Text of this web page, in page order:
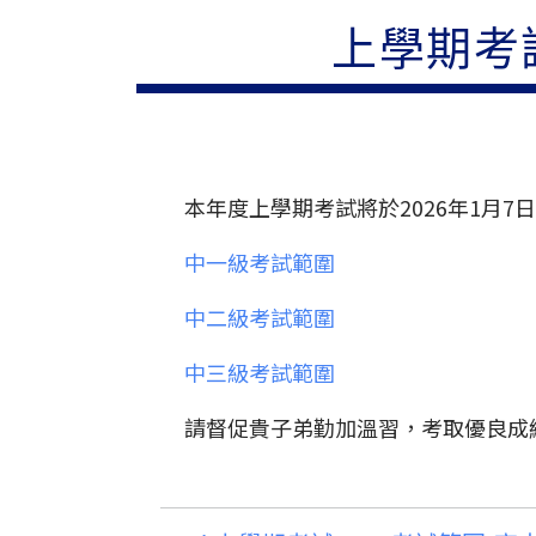
上學期
本年度上學期考試將於2026年1月7
中一級考試範圍
中二級考試範圍
中三級考試範圍
請督促貴子弟勤加溫習，考取優良成